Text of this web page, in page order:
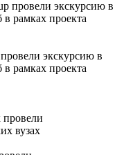
экскурсию в
рамках проекта